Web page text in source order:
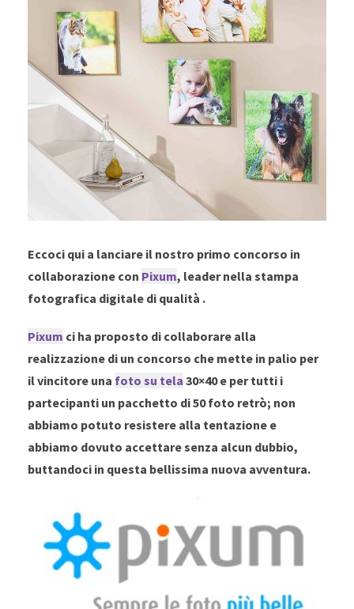
Eccoci qui a lanciare il nostro primo concorso in
collaborazione con Pixum, leader nella stampa
fotografica digitale di qualità .
Pixum ci ha proposto di collaborare alla
realizzazione di un concorso che mette in palio per
il vincitore una foto su tela 30×40 e per tutti i
partecipanti un pacchetto di 50 foto retrò; non
abbiamo potuto resistere alla tentazione e
abbiamo dovuto accettare senza alcun dubbio,
buttandoci in questa bellissima nuova avventura.